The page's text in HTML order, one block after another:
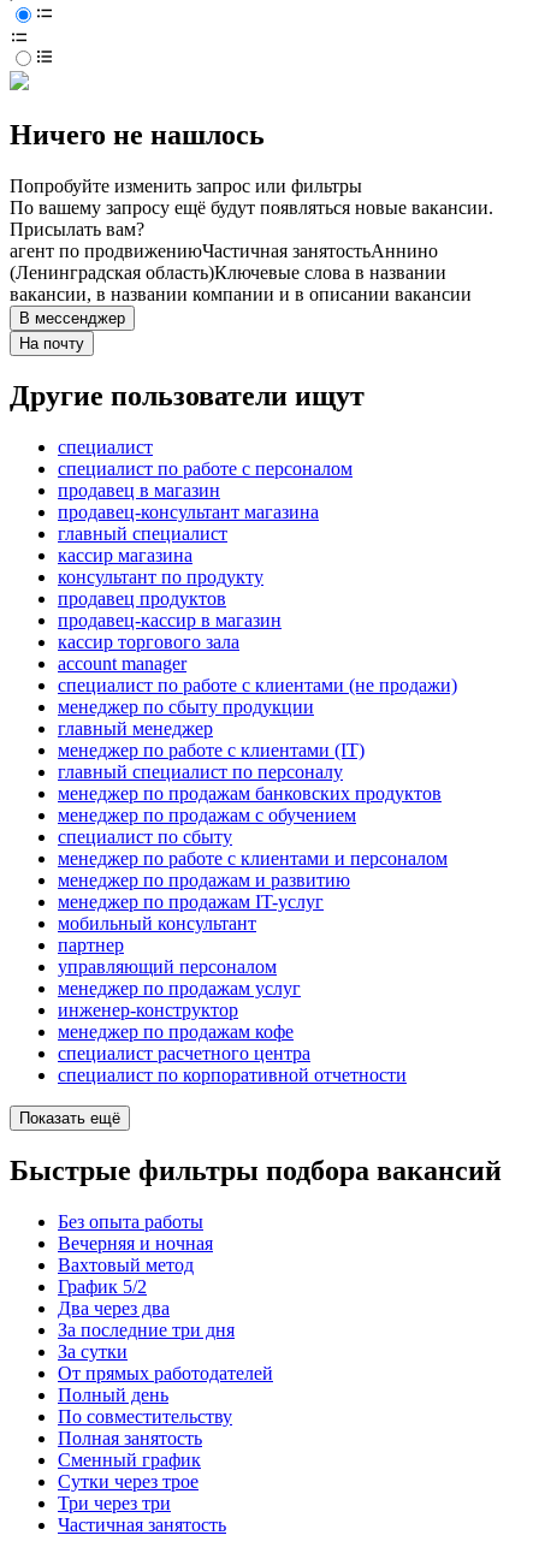
Ничего не нашлось
Попробуйте изменить запрос или фильтры
По вашему запросу ещё будут появляться новые вакансии.
Присылать вам?
агент по продвижениюЧастичная занятостьАннино
(Ленинградская область)Ключевые слова в названии
вакансии, в названии компании и в описании вакансии
В мессенджер
На почту
Другие пользователи ищут
специалист
специалист по работе с персоналом
продавец в магазин
продавец-консультант магазина
главный специалист
кассир магазина
консультант по продукту
продавец продуктов
продавец-кассир в магазин
кассир торгового зала
account manager
специалист по работе с клиентами (не продажи)
менеджер по сбыту продукции
главный менеджер
менеджер по работе с клиентами (IT)
главный специалист по персоналу
менеджер по продажам банковских продуктов
менеджер по продажам с обучением
специалист по сбыту
менеджер по работе с клиентами и персоналом
менеджер по продажам и развитию
менеджер по продажам IT-услуг
мобильный консультант
партнер
управляющий персоналом
менеджер по продажам услуг
инженер-конструктор
менеджер по продажам кофе
специалист расчетного центра
специалист по корпоративной отчетности
Показать ещё
Быстрые фильтры подбора вакансий
Без опыта работы
Вечерняя и ночная
Вахтовый метод
График 5/2
Два через два
За последние три дня
За сутки
От прямых работодателей
Полный день
По совместительству
Полная занятость
Сменный график
Сутки через трое
Три через три
Частичная занятость